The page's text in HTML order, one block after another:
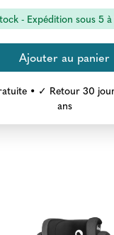
- Expédition sous 5
• ✓ Retour 30
ans